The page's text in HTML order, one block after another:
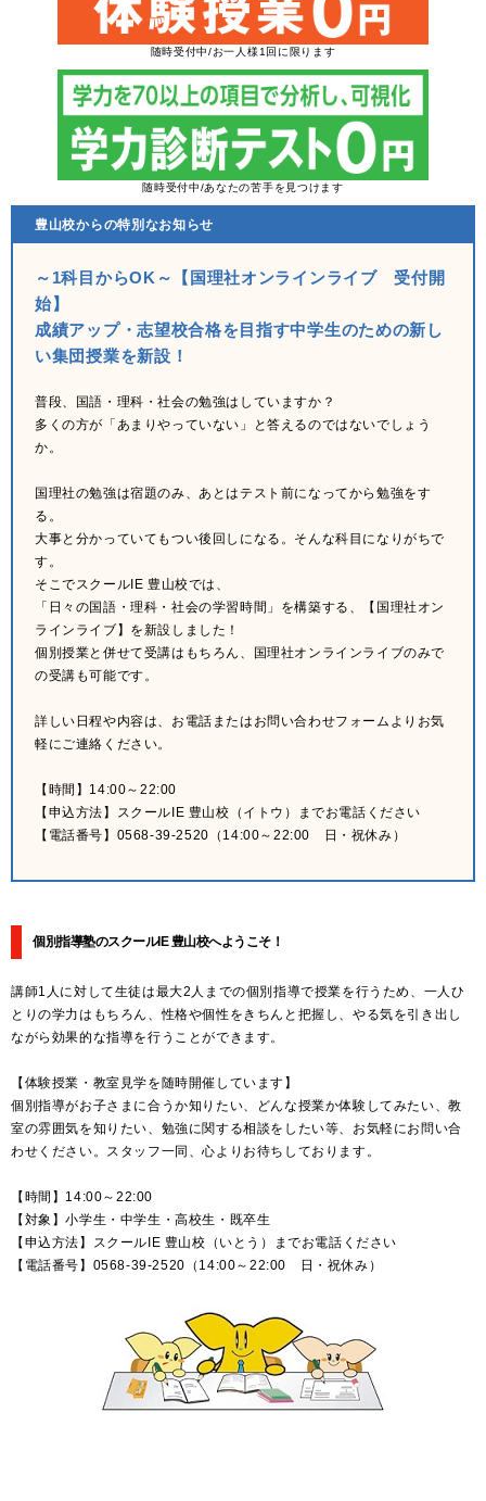
随時受付中/お一人様1回に限ります
随時受付中/あなたの苦手を見つけます
豊山校からの特別なお知らせ
～1科目からOK～【国理社オンラインライブ 受付開
始】
成績アップ・志望校合格を目指す中学生のための新し
い集団授業を新設！
普段、国語・理科・社会の勉強はしていますか？
多くの方が「あまりやっていない」と答えるのではないでしょう
か。
国理社の勉強は宿題のみ、あとはテスト前になってから勉強をす
る。
大事と分かっていてもつい後回しになる。そんな科目になりがちで
す。
そこでスクールIE 豊山校では、
「日々の国語・理科・社会の学習時間」を構築する、【国理社オン
ラインライブ】を新設しました！
個別授業と併せて受講はもちろん、国理社オンラインライブのみで
の受講も可能です。
詳しい日程や内容は、お電話またはお問い合わせフォームよりお気
軽にご連絡ください。
【時間】14:00～22:00
【申込方法】スクールIE 豊山校（イトウ）までお電話ください
【電話番号】0568-39-2520（14:00～22:00 日・祝休み）
個別指導塾のスクールIE 豊山校へようこそ！
講師1人に対して生徒は最大2人までの個別指導で授業を行うため、一人ひ
とりの学力はもちろん、性格や個性をきちんと把握し、やる気を引き出し
ながら効果的な指導を行うことができます。
【体験授業・教室見学を随時開催しています】
個別指導がお子さまに合うか知りたい、どんな授業か体験してみたい、教
室の雰囲気を知りたい、勉強に関する相談をしたい等、お気軽にお問い合
わせください。スタッフ一同、心よりお待ちしております。
【時間】14:00～22:00
【対象】小学生・中学生・高校生・既卒生
【申込方法】スクールIE 豊山校（いとう）までお電話ください
【電話番号】0568-39-2520（14:00～22:00 日・祝休み）